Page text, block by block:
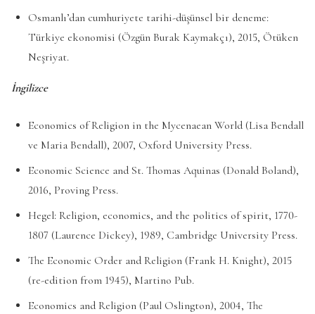
Osmanlı’dan cumhuriyete tarihi-düşünsel bir deneme:
Türkiye ekonomisi (Özgün Burak Kaymakçı), 2015, Ötüken
Neşriyat.
İngilizce
Economics of Religion in the Mycenaean World (Lisa Bendall
ve Maria Bendall), 2007, Oxford University Press.
Economic Science and St. Thomas Aquinas (Donald Boland),
2016, Proving Press.
Hegel: Religion, economics, and the politics of spirit, 1770-
1807 (Laurence Dickey), 1989, Cambridge University Press.
The Economic Order and Religion (Frank H. Knight), 2015
(re-edition from 1945), Martino Pub.
Economics and Religion (Paul Oslington), 2004, The